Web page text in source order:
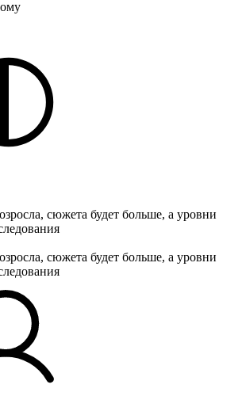
сюжета будет больше, а уровни
сюжета будет больше, а уровни